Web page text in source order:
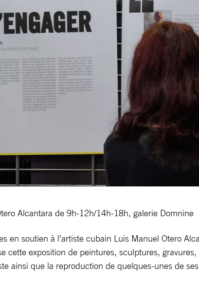
Alcantara de 9h-12h/14h-18h, galerie Domnine
en soutien à l’artiste cubain Luis Manuel Otero
cette exposition de peintures, sculptures,
ainsi que la reproduction de quelques-unes de